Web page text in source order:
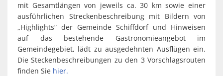
Wochenmärkte
mit Gesamtlängen von jeweils ca. 30 km sowie einer
ausführlichen Streckenbeschreibung mit Bildern von
„Highlights“ der Gemeinde Schiffdorf und Hinweisen
auf das bestehende Gastronomieangebot im
Gemeindegebiet, lädt zu ausgedehnten Ausflügen ein.
Die Steckenbeschreibungen zu den 3 Vorschlagsrouten
finden Sie hier.